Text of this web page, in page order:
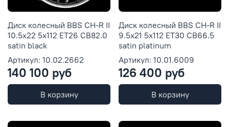
Диск колесный BBS CH-R II
10.5x22 5x112 ET26 CB82.0
satin black
Артикул: 10.02.2662
140 100 руб
В корзину
Диск колесный BBS CH-R II
9.5x21 5x112 ET30 CB66.5
satin platinum
Артикул: 10.01.6009
126 400 руб
В корзину